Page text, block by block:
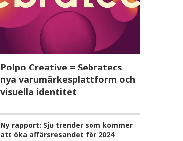
Polpo Creative = Sebratecs
nya varumärkesplattform och
visuella identitet
Ny rapport: Sju trender som kommer
att öka affärsresandet för 2024